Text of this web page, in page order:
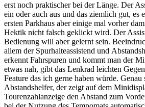
erst noch praktischer bei der Länge. Der
ein oder auch aus und das ziemlich gut, es
ersten Parkhaus aber einige mal vorher
Hektik nicht falsch geklickt wird. Der
Bedienung will aber gelernt sein.
allem der Spurhalteassistend und
erkennt Fahrspuren und kommt man der
etwas nah, gibt das Lenkrad leichten
Feature das ich gerne haben würde. Genau
Abstandshelfer, der zeigt auf dem
Tourenzahlanzeige den Abstand zum